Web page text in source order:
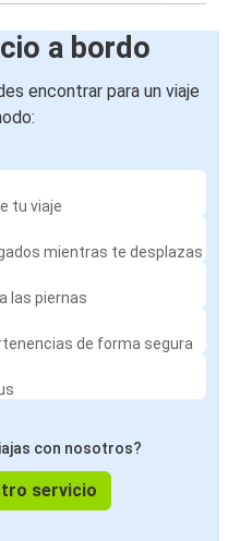
a bordo
encontrar para un viaje
tu viaje
mientras te desplazas
las piernas
de forma segura
con nosotros?
servicio